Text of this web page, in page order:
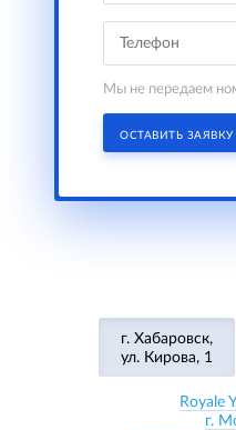
Мы не передаем
ОСТАВИТЬ ЗАЯВКУ
г. Хабаровск,
ул. Кирова, 1
Royale
г.